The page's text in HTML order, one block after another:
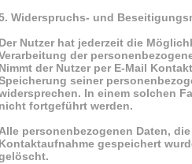
Widerspruchs- und
Nutzer hat jederzeit die
der
der Nutzer per E-Mail
seiner
In einem solchen
fortgeführt werden.
personenbezogenen Daten,
gespeichert